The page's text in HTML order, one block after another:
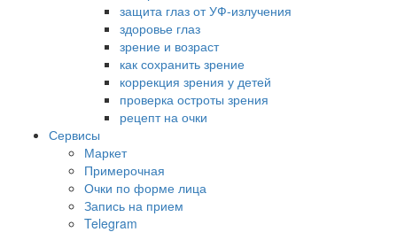
защита глаз от УФ-излучения
здоровье глаз
зрение и возраст
как сохранить зрение
коррекция зрения у детей
проверка остроты зрения
рецепт на очки
Сервисы
Маркет
Примерочная
Очки по форме лица
Запись на прием
Telegram